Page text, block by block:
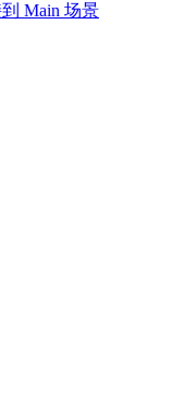
Main 场景